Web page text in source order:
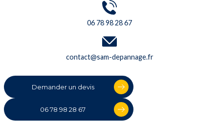
06 78 98 28 67
contact@sam-depannage.fr
Demander un devis
06 78 98 28 67